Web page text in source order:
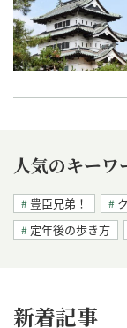
人気のキーワ
豊臣兄弟！
定年後の歩き方
新着記事